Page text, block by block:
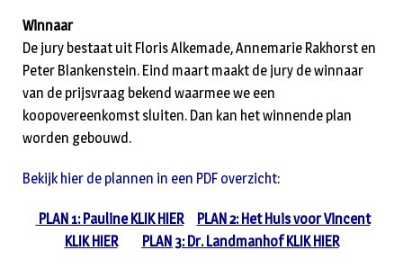
Winnaar
De jury bestaat uit Floris Alkemade, Annemarie Rakhorst en
Peter Blankenstein. Eind maart maakt de jury de winnaar
van de prijsvraag bekend waarmee we een
koopovereenkomst sluiten. Dan kan het winnende plan
worden gebouwd.
Bekijk hier de plannen in een PDF overzicht:
PLAN 1: Pauline KLIK HIER
PLAN 2: Het Huis voor Vincent
KLIK HIER
PLAN 3: Dr. Landmanhof KLIK HIER